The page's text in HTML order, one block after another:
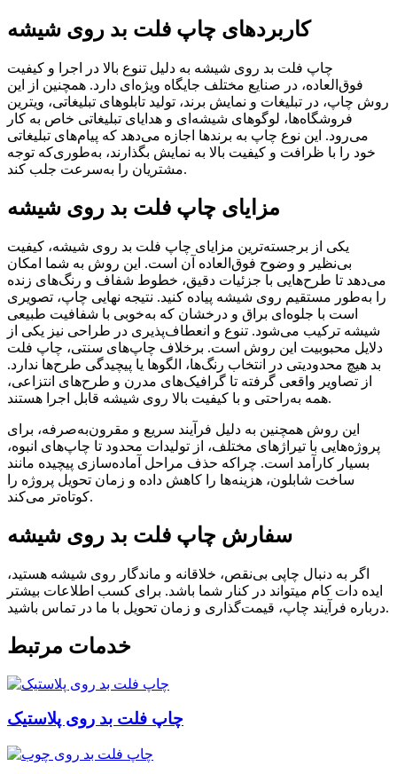
کاربردهای چاپ فلت بد روی شیشه
چاپ فلت بد روی شیشه به دلیل تنوع بالا در اجرا و کیفیت
فوق‌العاده، در صنایع مختلف جایگاه ویژه‌ای دارد. همچنین از این
روش چاپ، در تبلیغات و نمایش برند، تولید تابلوهای تبلیغاتی، ویترین
فروشگاه‌ها، لوگوهای شیشه‌ای و هدایای تبلیغاتی خاص به کار
می‌رود. این نوع چاپ به برندها اجازه می‌دهد که پیام‌های تبلیغاتی
خود را با ظرافت و کیفیت بالا به نمایش بگذارند، به‌طوری‌که توجه
مشتریان را به‌سرعت جلب کند.
مزایای چاپ فلت بد روی شیشه
یکی از برجسته‌ترین مزایای چاپ فلت بد روی شیشه، کیفیت
بی‌نظیر و وضوح فوق‌العاده آن است. این روش به شما امکان
می‌دهد تا طرح‌هایی با جزئیات دقیق، خطوط شفاف و رنگ‌های زنده
را به‌طور مستقیم روی شیشه پیاده کنید. نتیجه نهایی چاپ، تصویری
است با جلوه‌ای براق و درخشان که به‌خوبی با شفافیت طبیعی
شیشه ترکیب می‌شود. تنوع و انعطاف‌پذیری در طراحی نیز یکی از
دلایل محبوبیت این روش است. برخلاف چاپ‌های سنتی، چاپ فلت
بد هیچ محدودیتی در انتخاب رنگ‌ها، الگوها یا پیچیدگی طرح‌ها ندارد.
از تصاویر واقعی گرفته تا گرافیک‌های مدرن و طرح‌های انتزاعی،
همه به‌راحتی و با کیفیت بالا روی شیشه قابل اجرا هستند.
این روش همچنین به دلیل فرآیند سریع و مقرون‌به‌صرفه، برای
پروژه‌هایی با تیراژهای مختلف، از تولیدات محدود تا چاپ‌های انبوه،
بسیار کارآمد است. چراکه حذف مراحل آماده‌سازی پیچیده مانند
ساخت شابلون، هزینه‌ها را کاهش داده و زمان تحویل پروژه را
کوتاه‌تر می‌کند.
سفارش چاپ فلت بد روی شیشه
اگر به دنبال چاپی بی‌نقص، خلاقانه و ماندگار روی شیشه هستید،
ایده دات کام میتواند در کنار شما باشد. برای کسب اطلاعات بیشتر
درباره فرآیند چاپ، قیمت‌گذاری و زمان تحویل با ما در تماس باشید.
خدمات مرتبط
چاپ فلت بد روی پلاستیک